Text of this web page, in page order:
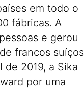
em todo o
fábricas. A
e gerou
francos suíços
2019, a Sika
por uma